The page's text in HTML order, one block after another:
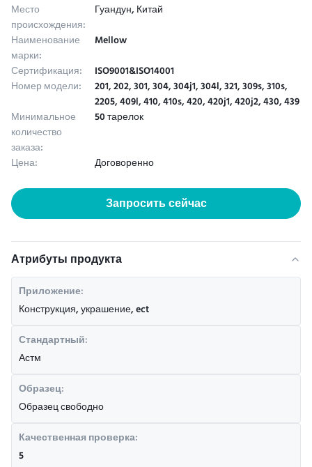
Место
происхождения:
Гуандун, Китай
Наименование
марки:
Mellow
Сертификация:
ISO9001&ISO14001
Номер модели: 201, 202, 301, 304, 304j1, 304l, 321, 309s, 310s,
2205, 409l, 410, 410s, 420, 420j1, 420j2, 430, 439
Минимальное
количество
заказа:
50 тарелок
Цена: Договоренно
Запросить сейчас
Атрибуты продукта
Приложение:
Конструкция, украшение, ect
Стандартный:
Астм
Образец:
Образец свободно
Качественная проверка:
5